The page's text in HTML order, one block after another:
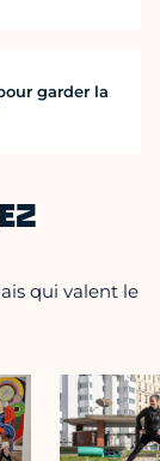
garder la
qui valent le